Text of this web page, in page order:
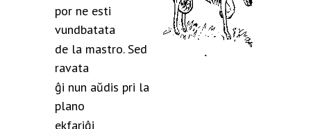
por ne esti
vundbatata
de la mastro. Sed
ravata
ĝi nun aŭdis pri la
plano
ekfariĝi